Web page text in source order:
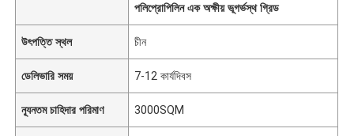
পলিপ্রোপিলিন এক অক্ষীয় ভূগর্ভস্থ গ্রিড
উৎপত্তি স্থল চীন
ডেলিভারি সময় 7-12 কার্যদিবস
ন্যূনতম চাহিদার পরিমাণ 3000SQM